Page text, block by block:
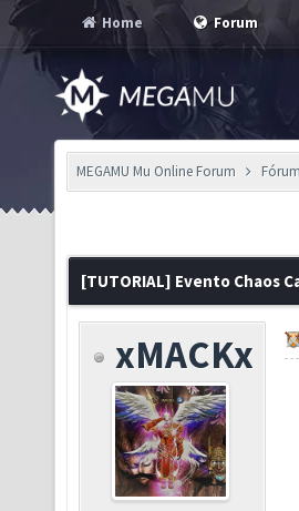
Home Forum
MEGAMU Mu Online Forum Fórum
[TUTORIAL] Evento Chaos
xMACKx